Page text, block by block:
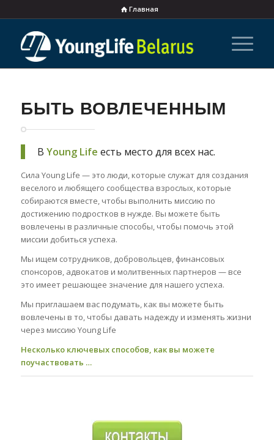
Главная
БЫТЬ ВОВЛЕЧЕННЫМ
В Young Life есть место для всех нас.
Сила Young Life — это люди, которые служат для создания
веселого и любящего сообщества взрослых, которые
собираются вместе, чтобы выполнить миссию по
достижению подростков в нужде. Вы можете быть
вовлечены в различные способы, чтобы помочь этой
миссии добиться успеха.
Мы ищем сотрудников, добровольцев, финансовых
спонсоров, адвокатов и молитвенных партнеров — все
это имеет решающее значение для нашего успеха.
Мы приглашаем вас подумать, как вы можете быть
вовлечены в то, чтобы давать надежду и изменять жизни
через миссию Young Life
Несколько ключевых способов, как вы можете
поучаствовать …